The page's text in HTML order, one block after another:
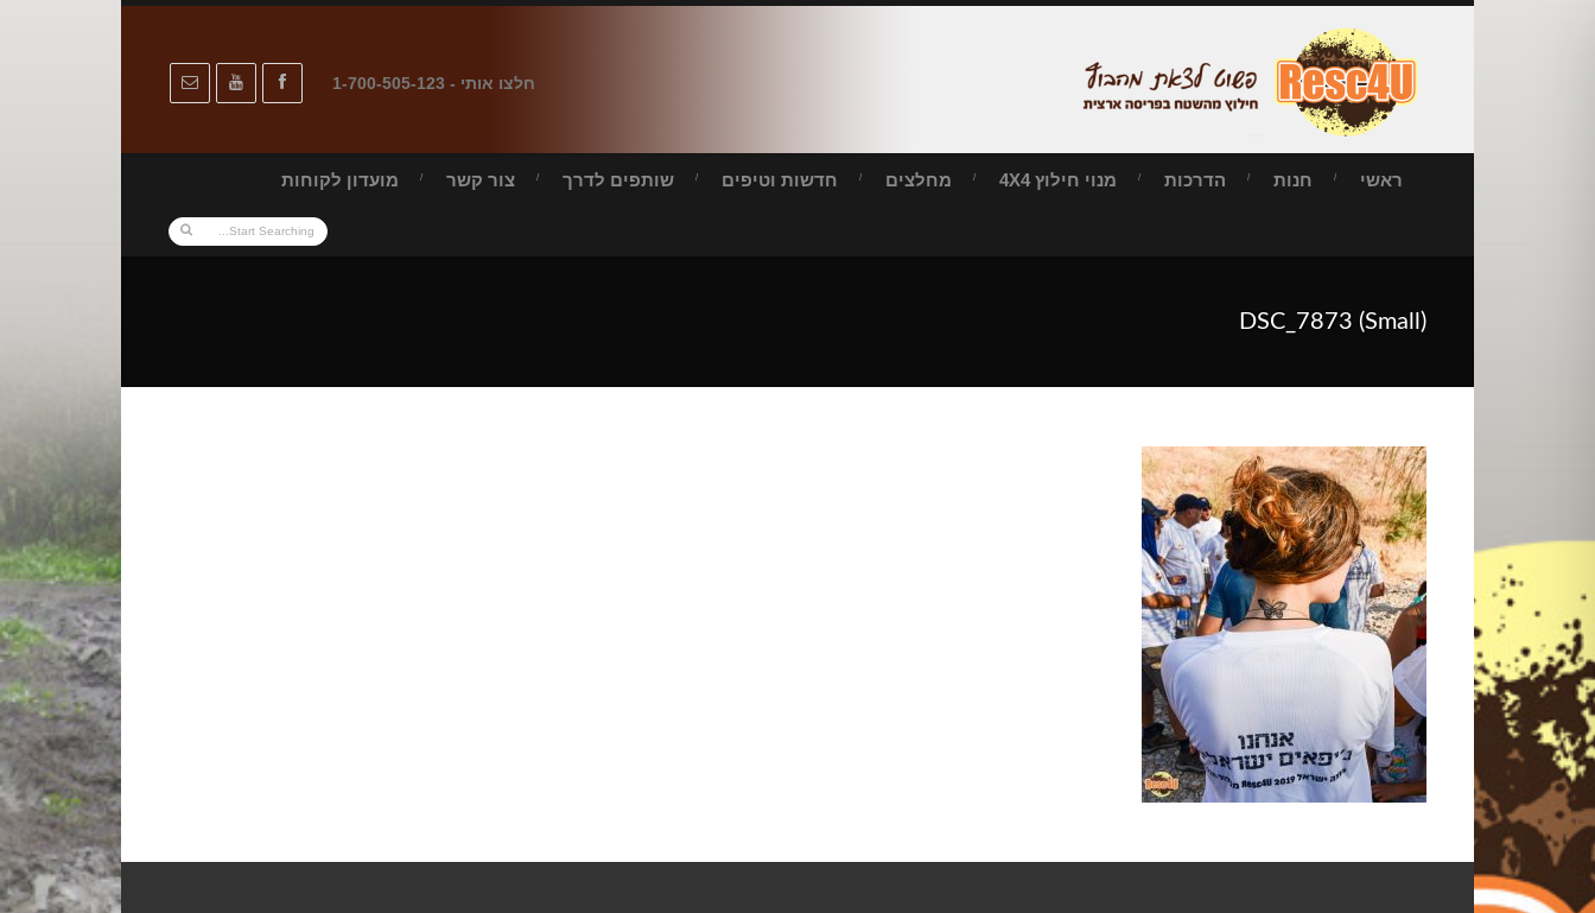
חלצו אותי - 1-700-505-123
ראשי חנות הדרכות מנוי חילוץ 4X4 מחלצים חדשות וטיפים שותפים לדרך צור קשר מועדון לקוחות
DSC_7873 (Small)